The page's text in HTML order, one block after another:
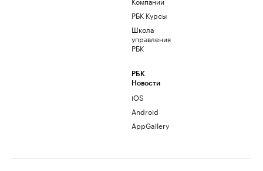
РБК Курсы
Школа
управления
РБК
РБК
Новости
iOS
Android
AppGallery